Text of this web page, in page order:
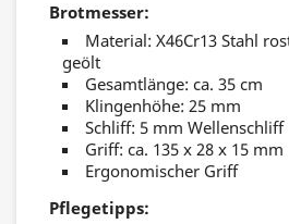
Brotmesser:
Material: X46Cr13 Stahl
geölt
Gesamtlänge: ca. 35 cm
Klingenhöhe: 25 mm
Schliff: 5 mm Wellenschliff
Griff: ca. 135 x 28 x 15 mm
Ergonomischer Griff
Pflegetipps: